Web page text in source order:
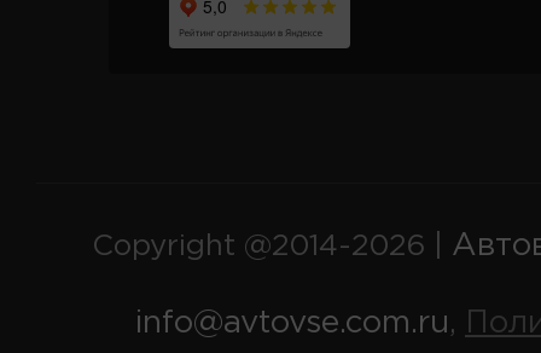
Copyright @2014-2026 |
info@avtovse.com.ru,